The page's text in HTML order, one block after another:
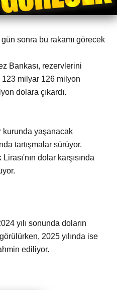
sonra bu rakamı görecek
Bankası, rezervlerini
123 milyar 126 milyon
dolara çıkardı.
kurunda yaşanacak
tartışmalar sürüyor.
dolar karşısında
yılı sonunda doların
2025 yılında ise
ediliyor.